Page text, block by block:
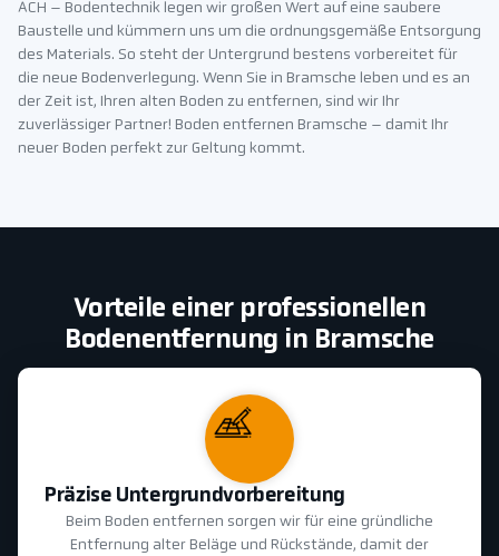
ACH – Bodentechnik legen wir großen Wert auf eine saubere
Baustelle und kümmern uns um die ordnungsgemäße Entsorgung
des Materials. So steht der Untergrund bestens vorbereitet für
die neue Bodenverlegung. Wenn Sie in Bramsche leben und es an
der Zeit ist, Ihren alten Boden zu entfernen, sind wir Ihr
zuverlässiger Partner! Boden entfernen Bramsche – damit Ihr
neuer Boden perfekt zur Geltung kommt.
Vorteile einer professionellen
Bodenentfernung in Bramsche
Präzise Untergrundvorbereitung
Beim Boden entfernen sorgen wir für eine gründliche
Entfernung alter Beläge und Rückstände, damit der